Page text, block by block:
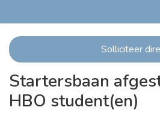
Solliciteer
Startersbaan
HBO student(en)